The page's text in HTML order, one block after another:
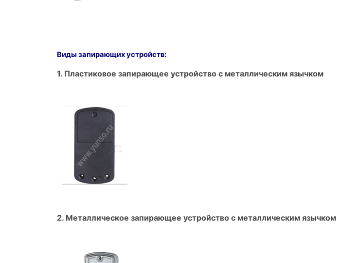
Виды запирающих устройств:
1. Пластиковое запирающее устройство с металлическим язычком
2. Металлическое запирающее устройство с металлическим язычком